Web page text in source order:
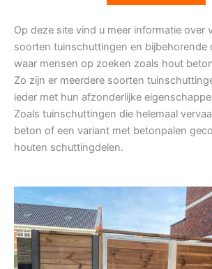
Op deze site vind u meer informatie over
soorten tuinschuttingen en bijbehorende
waar mensen op zoeken zoals hout
Zo zijn er meerdere soorten
ieder met hun afzonderlijke
Zoals tuinschuttingen die helemaal
beton of een variant met betonpalen
houten schuttingdelen.